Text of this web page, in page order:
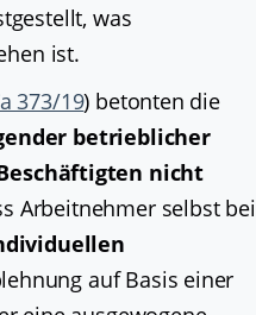
was
ist.
373/19) betonten die
betrieblicher
nicht
Arbeitnehmer selbst bei
auf Basis einer